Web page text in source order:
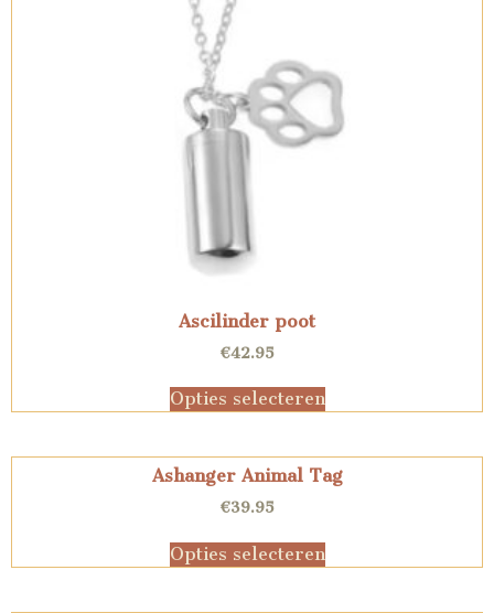
Ascilinder poot
€42.95
Opties selecteren
Ashanger Animal Tag
€39.95
Opties selecteren